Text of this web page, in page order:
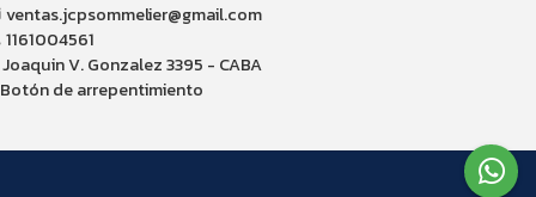
ventas.jcpsommelier@gmail.com
1161004561
Joaquin V. Gonzalez 3395 - CABA
de arrepentimiento